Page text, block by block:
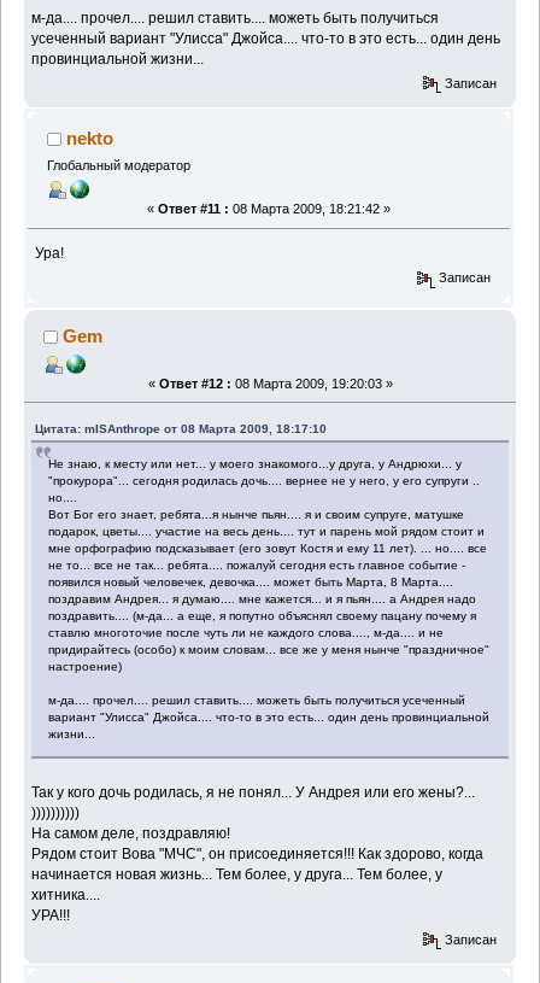
м-да.... прочел.... решил ставить.... можеть быть получиться
усеченный вариант "Улисса" Джойса.... что-то в это есть... один день
провинциальной жизни...
Записан
nekto
Глобальный модератор
« Ответ #11 : 08 Марта 2009, 18:21:42 »
Ура!
Записан
Gem
« Ответ #12 : 08 Марта 2009, 19:20:03 »
Цитата: mISAnthrope от 08 Марта 2009, 18:17:10
Не знаю, к месту или нет... у моего знакомого...у друга, у Андрюхи... у
"прокурора"... сегодня родилась дочь.... вернее не у него, у его супруги ..
но....
Вот Бог его знает, ребята...я нынче пьян.... я и своим супруге, матушке
подарок, цветы.... участие на весь день.... тут и парень мой рядом стоит и
мне орфографию подсказывает (его зовут Костя и ему 11 лет). ... но.... все
не то... все не так... ребята.... пожалуй сегодня есть главное событие -
появился новый человечек, девочка.... может быть Марта, 8 Марта....
поздравим Андрея... я думаю.... мне кажется... и я пьян.... а Андрея надо
поздравить.... (м-да... а еще, я попутно объяснял своему пацану почему я
ставлю многоточие после чуть ли не каждого слова...., м-да.... и не
придирайтесь (особо) к моим словам... все же у меня нынче "праздничное"
настроение)
м-да.... прочел.... решил ставить.... можеть быть получиться усеченный
вариант "Улисса" Джойса.... что-то в это есть... один день провинциальной
жизни...
Так у кого дочь родилась, я не понял... У Андрея или его жены?...
))))))))))
На самом деле, поздравляю!
Рядом стоит Вова "МЧС", он присоединяется!!! Как здорово, когда
начинается новая жизнь... Тем более, у друга... Тем более, у
хитника....
УРА!!!
Записан